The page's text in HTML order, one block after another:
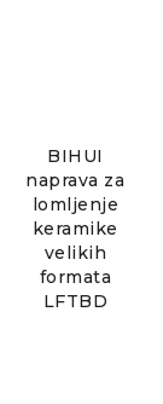
BIHUI
naprava za
lomljenje
keramike
velikih
formata
LFTBD